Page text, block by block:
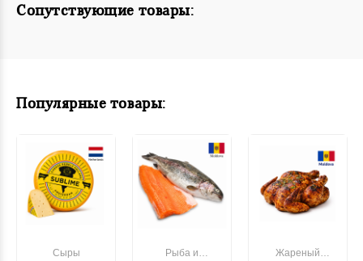
Сопутствующие товары:
Популярные товары:
Сыры
Рыба и
Жареный